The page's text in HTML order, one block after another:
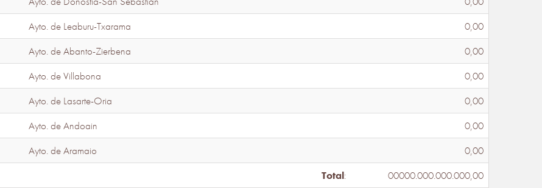
Ayto. de Leaburu-Txarama
0,00
Ayto. de Abanto-Zierbena
0,00
Ayto. de Villabona
0,00
Ayto. de Lasarte-Oria
0,00
Ayto. de Andoain
0,00
Ayto. de Aramaio
0,00
Total: 00000.000.000.000,00